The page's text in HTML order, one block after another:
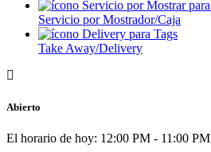
Servicio por Mostrador/Caja
Take Away/Delivery
Abierto
El horario de hoy: 12:00 PM - 11:00 PM